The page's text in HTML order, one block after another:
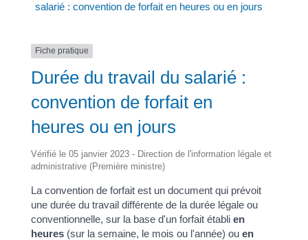
salarié : convention de forfait en heures ou en jours
Fiche pratique
Durée du travail du salarié :
convention de forfait en
heures ou en jours
Vérifié le 05 janvier 2023 - Direction de l'information légale et
administrative (Première ministre)
La convention de forfait est un document qui prévoit
une durée du travail différente de la durée légale ou
conventionnelle, sur la base d'un forfait établi en
heures(sur la semaine, le mois ou l'année) ou en